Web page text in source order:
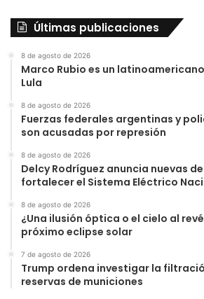
Últimas publicaciones
8 de agosto de 2026
Marco Rubio es un
Lula
8 de agosto de 2026
Fuerzas federales argentinas y
son acusadas por represión
8 de agosto de 2026
Delcy Rodríguez anuncia nuevas
fortalecer el Sistema Eléctrico
8 de agosto de 2026
¿Una ilusión óptica o el cielo al
próximo eclipse solar
7 de agosto de 2026
Trump ordena investigar la
reservas de municiones